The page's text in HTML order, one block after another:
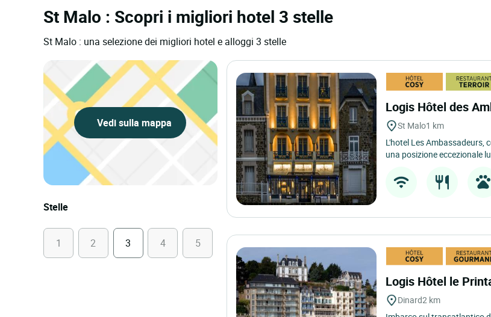
St Malo : Scopri i migliori hotel 3 stelle
St Malo : una selezione dei migliori hotel e alloggi 3 stelle
Vedi sulla mappa
Stelle
1 2 3 4 5
Logis Hôtel des
St Malo1 km
L'hotel Les Ambassadeurs,
una posizione eccezionale
Logis Hôtel le
Dinard2 km